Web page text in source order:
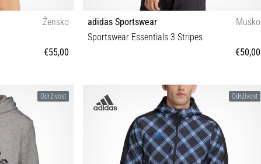
Žensko
€55,00
adidas Sportswear
Muško
Sportswear Essentials 3 Stripes
€50,00
XS S M L XL XXL
Održivost Održivost